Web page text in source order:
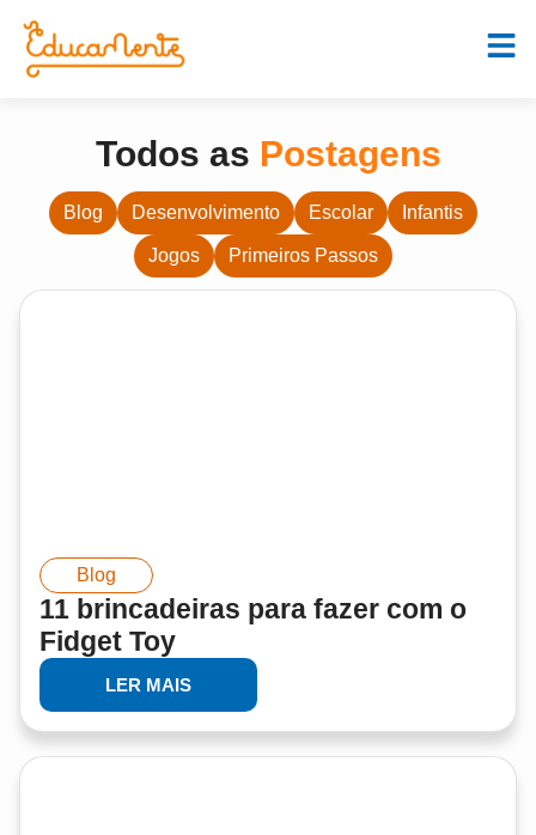
Todos as Postagens
Blog Desenvolvimento Escolar Infantis
Jogos Primeiros Passos
Blog
11 brincadeiras para fazer com o
Fidget Toy
LER MAIS